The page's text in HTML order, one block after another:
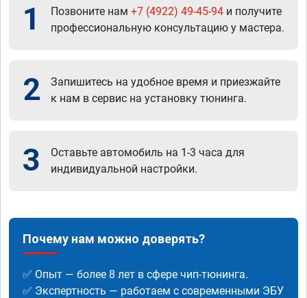
1 Позвоните нам +7 (4922) 49-45-94 и получите
профессиональную консультацию у мастера.
2
Запишитесь на удобное время и приезжайте
к нам в сервис на установку тюнинга.
3
Оставьте автомобиль на 1-3 часа для
индивидуальной настройки.
Почему нам можно доверять?
✅ Опыт — более 8 лет в сфере чип-тюнинга.
✅ Экспертность — работаем с современными ЭБУ